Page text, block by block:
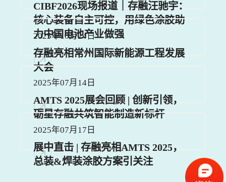
CIBF2026现场报道｜存融汪驰宇：
核心装备自主可控，用绿色涂胶助
力中国电池产业做强
2025年10月24日
存融亮相常州国际新能源工程发展
大会
2025年07月14日
AMTS 2025展会回顾 | 创新引领，
砺星存融共筑智能制造新标杆
2025年07月17日
展中直击 | 存融亮相AMTS 2025，
总装&焊装涂胶方案引关注